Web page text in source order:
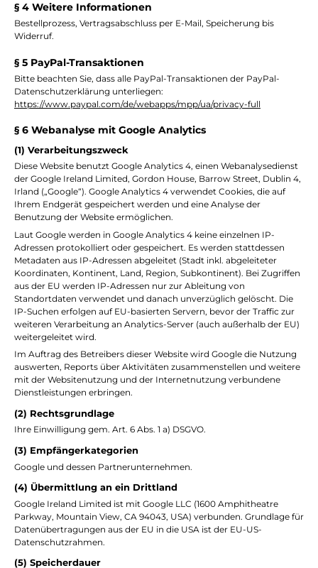
§ 4 Weitere Informationen
Bestellprozess, Vertragsabschluss per E-Mail, Speicherung bis
Widerruf.
§ 5 PayPal-Transaktionen
Bitte beachten Sie, dass alle PayPal-Transaktionen der PayPal-
Datenschutzerklärung unterliegen:
https://www.paypal.com/de/webapps/mpp/ua/privacy-full
§ 6 Webanalyse mit Google Analytics
(1) Verarbeitungszweck
Diese Website benutzt Google Analytics 4, einen Webanalysedienst
der Google Ireland Limited, Gordon House, Barrow Street, Dublin 4,
Irland („Google“). Google Analytics 4 verwendet Cookies, die auf
Ihrem Endgerät gespeichert werden und eine Analyse der
Benutzung der Website ermöglichen.
Laut Google werden in Google Analytics 4 keine einzelnen IP-
Adressen protokolliert oder gespeichert. Es werden stattdessen
Metadaten aus IP-Adressen abgeleitet (Stadt inkl. abgeleiteter
Koordinaten, Kontinent, Land, Region, Subkontinent). Bei Zugriffen
aus der EU werden IP-Adressen nur zur Ableitung von
Standortdaten verwendet und danach unverzüglich gelöscht. Die
IP-Suchen erfolgen auf EU-basierten Servern, bevor der Traffic zur
weiteren Verarbeitung an Analytics-Server (auch außerhalb der EU)
weitergeleitet wird.
Im Auftrag des Betreibers dieser Website wird Google die Nutzung
auswerten, Reports über Aktivitäten zusammenstellen und weitere
mit der Websitenutzung und der Internetnutzung verbundene
Dienstleistungen erbringen.
(2) Rechtsgrundlage
Ihre Einwilligung gem. Art. 6 Abs. 1 a) DSGVO.
(3) Empfängerkategorien
Google und dessen Partnerunternehmen.
(4) Übermittlung an ein Drittland
Google Ireland Limited ist mit Google LLC (1600 Amphitheatre
Parkway, Mountain View, CA 94043, USA) verbunden. Grundlage für
Datenübertragungen aus der EU in die USA ist der EU-US-
Datenschutzrahmen.
(5) Speicherdauer